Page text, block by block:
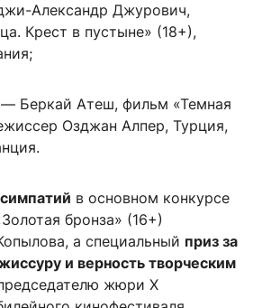
Александр Джурович,
Крест в пустыне» (18+),
Беркай Атеш, фильм «Темная
Озджан Алпер, Турция,
в основном конкурсе
бронза» (16+)
а специальный приз за
и верность творческим
жюри X